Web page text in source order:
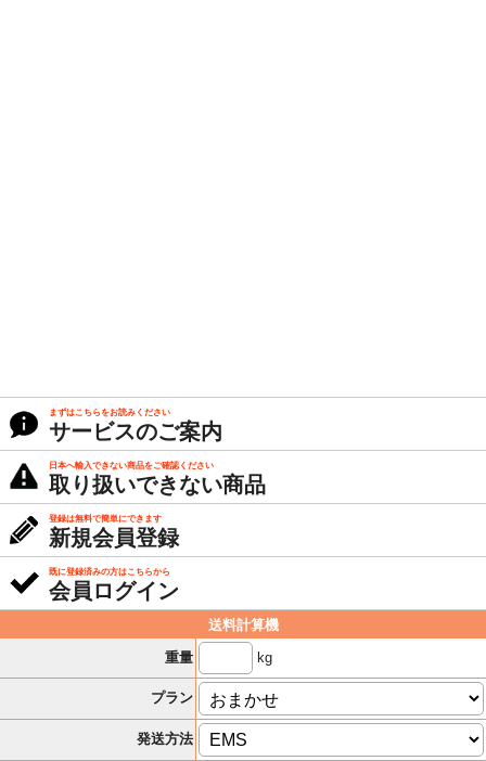
まずはこちらをお読みください
サービスのご案内
日本へ輸入できない商品をご確認ください
取り扱いできない商品
登録は無料で簡単にできます
新規会員登録
既に登録済みの方はこちらから
会員ログイン
送料計算機
重量
kg
プラン
発送方法